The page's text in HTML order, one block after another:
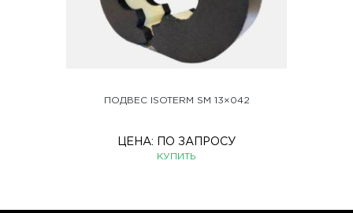
ПОДВЕС ISOTERM SM 13×042
ЦЕНА: ПО ЗАПРОСУ
КУПИТЬ